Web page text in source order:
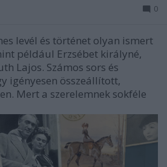
0
levél és történet olyan ismert
például Erzsébet királyné,
Lajos. Számos sors és
igényesen összeállított,
Mert a szerelemnek sokféle